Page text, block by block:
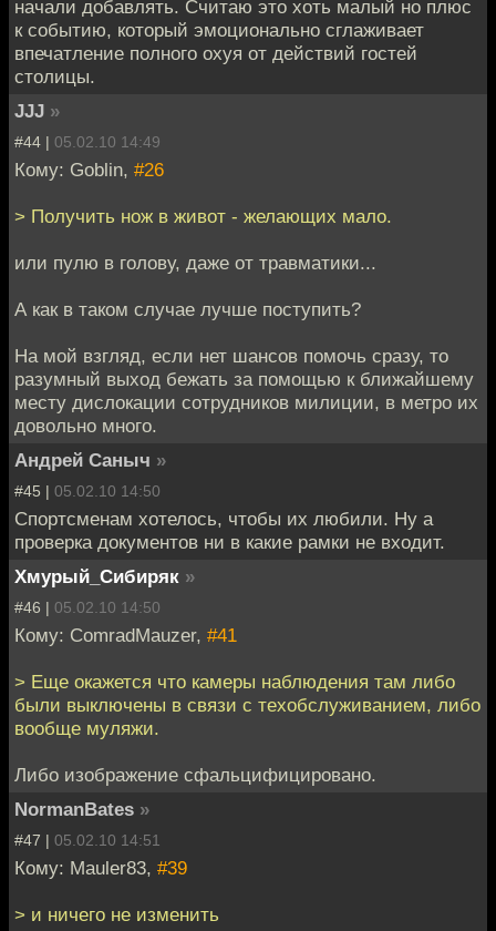
начали добавлять. Считаю это хоть малый но плюс
к событию, который эмоционально сглаживает
впечатление полного охуя от действий гостей
столицы.
JJJ »
#44 | 05.02.10 14:49
Кому: Goblin, #26
> Получить нож в живот - желающих мало.
или пулю в голову, даже от травматики...
А как в таком случае лучше поступить?
На мой взгляд, если нет шансов помочь сразу, то
разумный выход бежать за помощью к ближайшему
месту дислокации сотрудников милиции, в метро их
довольно много.
Андрей Саныч »
#45 | 05.02.10 14:50
Спортсменам хотелось, чтобы их любили. Ну а
проверка документов ни в какие рамки не входит.
Хмурый_Сибиряк »
#46 | 05.02.10 14:50
Кому: ComradMauzer, #41
> Еще окажется что камеры наблюдения там либо
были выключены в связи с техобслуживанием, либо
вообще муляжи.
Либо изображение сфальцифицировано.
NormanBates »
#47 | 05.02.10 14:51
Кому: Mauler83, #39
> и ничего не изменить